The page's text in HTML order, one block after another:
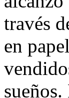
través
en